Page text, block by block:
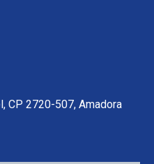
CP 2720-507, Amadora